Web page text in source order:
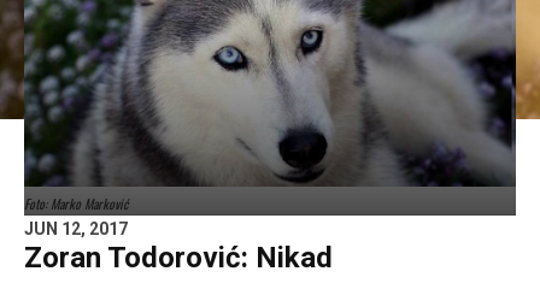
Foto: Marko Marković
JUN 12, 2017
Zoran Todorović: Nikad